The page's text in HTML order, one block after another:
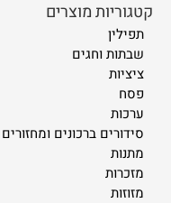
קטגוריות מוצרים
תפילין
שבתות וחגים
ציציות
פסח
ערכות
סידורים ברכונים ומחזורים
מתנות
מזכרות
מזוזות